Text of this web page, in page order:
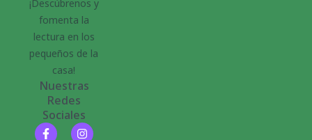
¡Descúbrenos y
fomenta la
lectura en los
pequeños de la
casa!
Nuestras
Redes
Sociales